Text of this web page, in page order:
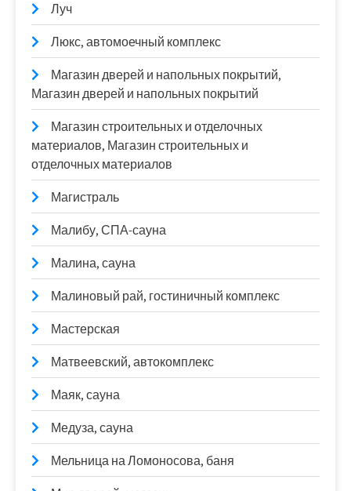
Луч
Люкс, автомоечный комплекс
Магазин дверей и напольных покрытий,
Магазин дверей и напольных покрытий
Магазин строительных и отделочных
материалов, Магазин строительных и
отделочных материалов
Магистраль
Малибу, СПА-сауна
Малина, сауна
Малиновый рай, гостиничный комплекс
Мастерская
Матвеевский, автокомплекс
Маяк, сауна
Медуза, сауна
Мельница на Ломоносова, баня